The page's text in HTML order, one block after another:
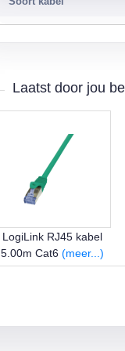
Laatst door jou
LogiLink RJ45 kabel
5.00m Cat6 (meer...)